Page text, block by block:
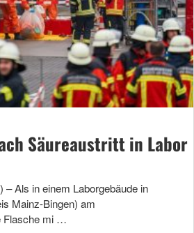
Säureaustritt in Labor
– Als in einem Laborgebäude in
Mainz-Bingen) am
Flasche mi …